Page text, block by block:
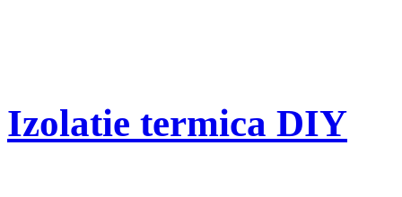
Izolatie termica DIY